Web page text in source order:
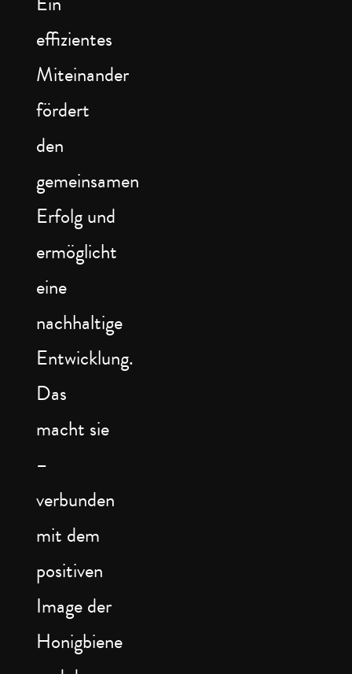
effizientes
Miteinander
fördert
den
gemeinsamen
Erfolg und
ermöglicht
eine
nachhaltige
Entwicklung.
Das
macht sie
–
verbunden
mit dem
positiven
Image der
Honigbiene